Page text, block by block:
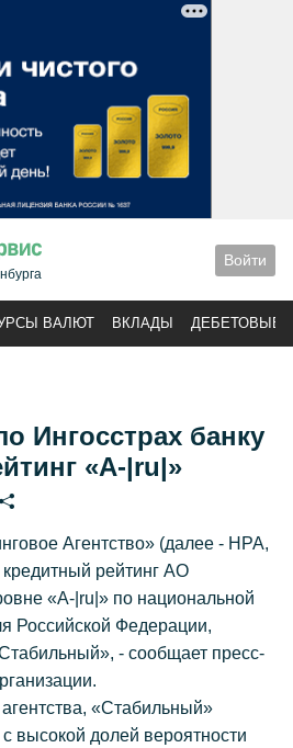
Войти
ВАЛЮТ ВКЛАДЫ ДЕБЕТОВЫЕ
Ингосстрах банку
«А-|ru|»
Агентство» (далее - НРА,
рейтинг АО
«А-|ru|» по национальной
Российской Федерации,
- сообщает пресс-
«Стабильный»
высокой долей вероятности